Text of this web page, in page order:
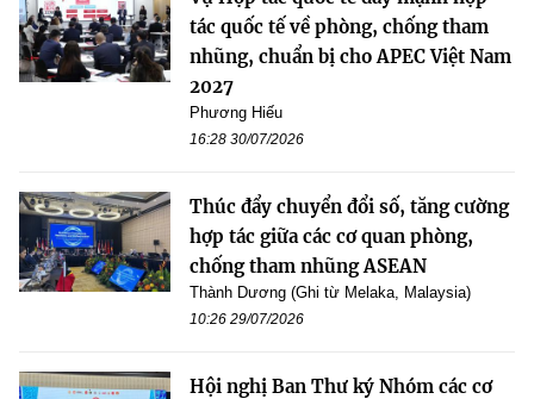
tác quốc tế về phòng, chống tham
nhũng, chuẩn bị cho APEC Việt Nam
2027
Phương Hiếu
16:28 30/07/2026
Thúc đẩy chuyển đổi số, tăng cường
hợp tác giữa các cơ quan phòng,
chống tham nhũng ASEAN
Thành Dương (Ghi từ Melaka, Malaysia)
10:26 29/07/2026
Hội nghị Ban Thư ký Nhóm các cơ